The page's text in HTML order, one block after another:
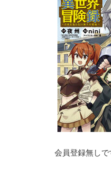
会員登録無しで